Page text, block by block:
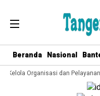
Beranda Nasional
Kelola Organisasi dan